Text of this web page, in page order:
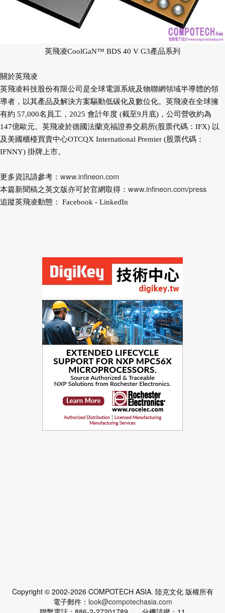
英飛凌CoolGaN™ BDS 40 V G3產品系列
關於英飛凌
英飛凌科技股份有限公司是全球電源系統及物聯網領域半導體的領
導者，以其產品及解決方案驅動低碳化及數位化。英飛凌在全球擁
有約 57,000名員工，2025 會計年度 (截至9月底)，公司營收約為
147億歐元。英飛凌於德國法蘭克福證券交易所(股票代碼：IFX) 以
及美國櫃檯買賣中心OTCQX International Premier (股票代碼：
IFNNY) 掛牌上市。
更多資訊請參考： www.infineon.com
本篇新聞稿之英文版亦可於官網取得： www.infineon.com/press
追蹤英飛凌動態： Facebook - LinkedIn
Copyright © 2002-2026 COMPOTECH ASIA. 陸克文化 版權所有
電子郵件： look@compotechasia.com